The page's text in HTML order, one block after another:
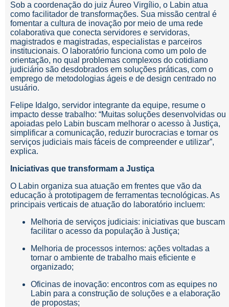
Sob a coordenação do juiz Áureo Virgílio, o Labin atua
como facilitador de transformações. Sua missão central é
fomentar a cultura de inovação por meio de uma rede
colaborativa que conecta servidores e servidoras,
magistrados e magistradas, especialistas e parceiros
institucionais. O laboratório funciona como um polo de
orientação, no qual problemas complexos do cotidiano
judiciário são desdobrados em soluções práticas, com o
emprego de metodologias ágeis e de design centrado no
usuário.
Felipe Idalgo, servidor integrante da equipe, resume o
impacto desse trabalho: “Muitas soluções desenvolvidas ou
apoiadas pelo Labin buscam melhorar o acesso à Justiça,
simplificar a comunicação, reduzir burocracias e tornar os
serviços judiciais mais fáceis de compreender e utilizar”,
explica.
Iniciativas que transformam a Justiça
O Labin organiza sua atuação em frentes que vão da
educação à prototipagem de ferramentas tecnológicas. As
principais verticais de atuação do laboratório incluem:
Melhoria de serviços judiciais: iniciativas que buscam
facilitar o acesso da população à Justiça;
Melhoria de processos internos: ações voltadas a
tornar o ambiente de trabalho mais eficiente e
organizado;
Oficinas de inovação: encontros com as equipes no
Labin para a construção de soluções e a elaboração
de propostas;